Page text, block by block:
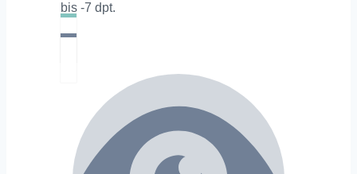
bis -7 dpt.